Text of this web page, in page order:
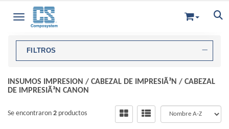
Toggle navigation
FILTROS
INSUMOS IMPRESION / CABEZAL DE IMPRESIÃ³N / CABEZAL
DE IMPRESIÃ³N CANON
Se encontraron 2 productos